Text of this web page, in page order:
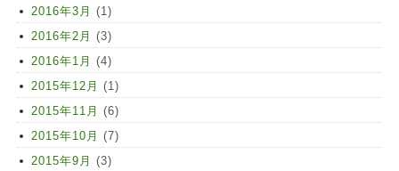
2016年3月 (1)
2016年2月 (3)
2016年1月 (4)
2015年12月 (1)
2015年11月 (6)
2015年10月 (7)
2015年9月 (3)